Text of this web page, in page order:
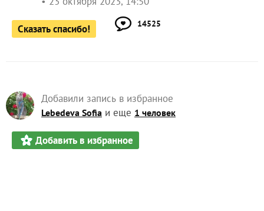
Сказать спасибо! 14525
Добавили запись в избранное
Lebedeva Sofia и еще 1 человек
Добавить в избранное